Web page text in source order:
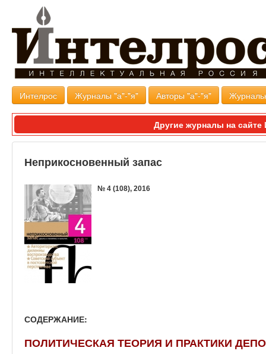
Интелрос Журналы "а"-"я" Авторы "а"-"я"
Другие журналы на
Неприкосновенный запас
№ 4 (108), 2016
СОДЕРЖАНИЕ:
ПОЛИТИЧЕСКАЯ ТЕОРИЯ И ПРАКТИКИ